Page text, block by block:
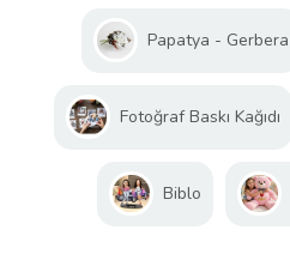
Papatya - Gerbera
Fotoğraf Baskı Kağıdı
Biblo